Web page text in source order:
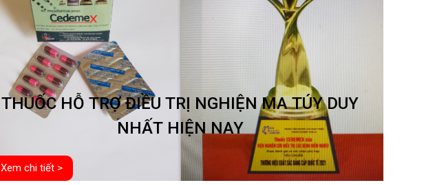
THUỐC HỖ TRỢ ĐIỀU TRỊ NGHIỆN MA TÚY DUY
NHẤT HIỆN NAY
Xem chi tiết >